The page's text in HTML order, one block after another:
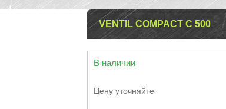
VENTIL COMPACT С 500
В наличии
Цену уточняйте